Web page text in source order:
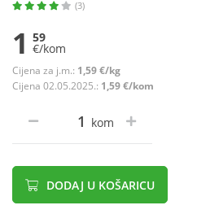
(3)
1 59
€/kom
Cijena za j.m.: 1,59 €/kg
Cijena 02.05.2025.: 1,59 €/kom
kom
DODAJ U KOŠARICU